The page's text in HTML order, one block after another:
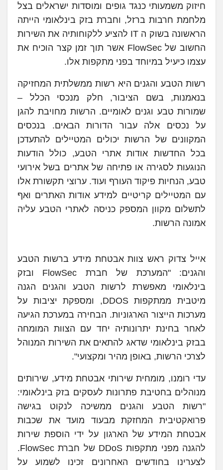
חיזוק משמעותי כנגד גופים ומוסדות ישראלים בצל
מלחמת חרבות ברזל, וחברת בזק בינלאומי הייתה
הראשונה בשוק ה IT להציע ללקוחותיה את השירות
החשוב של FlowSec אשר תוך זמן קצר הוכיח את
עצמו כיעיל במיוחד בפני מתקפות אלו.
רשות הטבע והגנים היא רשות ממשלתית המחזיקה
בנאמנות, בשם הציבור, חלק מנכסי הכלל –
שמורות טבע וגנים לאומיים. הרשות מחויבת להגן
על נכסים אלה עבור הדורות הבאים. בנכסים
המקוונים של הרשות יכולים המטיילים להתעדכן
בכל החדשות אודות אתרי הטבע, כולל הודעות
הנוגעות לסגירה או פתיחה של אתרים בשל אירועי
טבע, הנחיות פיקוד העורף ועוד. ערוצי תקשורת אלו
עם המטיילים קריטיים למידע אודות האתרים ואף
לתשלום מקוון המספק כניסה לאתרי הטבע עליה
אמונה הרשות.
אייל צדוק ראש צוות אבטחת מידע ברשות הטבע
והגנים: "המערכת של חברת FlowSec ובזק
בינלאומי מאפשרת לרשות הטבע והגנים הגנה
מיטבית ממתקפות DDOS, ומספקת יציבות על
מערכות הייצור הארגוניות. הבחירה במערכת הגיעה
לאחר בחינת יתרונותיה יחד עם הצוות המומחה
בבזק בינלאומי שדאג להתאים את השירות המנוהל
לצרכי הרשות, באופן מהיר ומקצועי".
עדי רומנו, מומחית שירותי אבטחת מידע, שירותים
מנוהלים בחטיבת פתרונות לעסקים בזק בינלאומי:
"רשות הטבע והגנים ממשיכה לנקוט בגישה
פרואקטיבית המחזקת מבעוד מועד את שכבות
אבטחת המידע של הארגון על ידי הוספת שירות
להגנה מפני מתקפות DDoS של חברת FlowSec.
לצערינו בחודשים האחרונים זכינו לשמוע על